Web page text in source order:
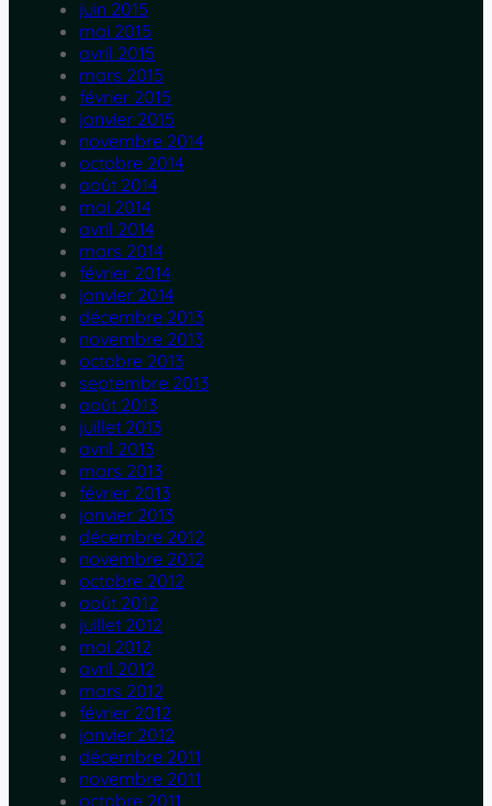
juin 2015
mai 2015
avril 2015
mars 2015
février 2015
janvier 2015
novembre 2014
octobre 2014
août 2014
mai 2014
avril 2014
mars 2014
février 2014
janvier 2014
décembre 2013
novembre 2013
octobre 2013
septembre 2013
août 2013
juillet 2013
avril 2013
mars 2013
février 2013
janvier 2013
décembre 2012
novembre 2012
octobre 2012
août 2012
juillet 2012
mai 2012
avril 2012
mars 2012
février 2012
janvier 2012
décembre 2011
novembre 2011
octobre 2011